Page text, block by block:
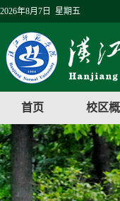
2026年8月7日 星期五
首页 校区